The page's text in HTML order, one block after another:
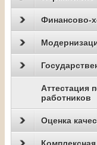
Финансово-
Аттестация
работников
Оценка